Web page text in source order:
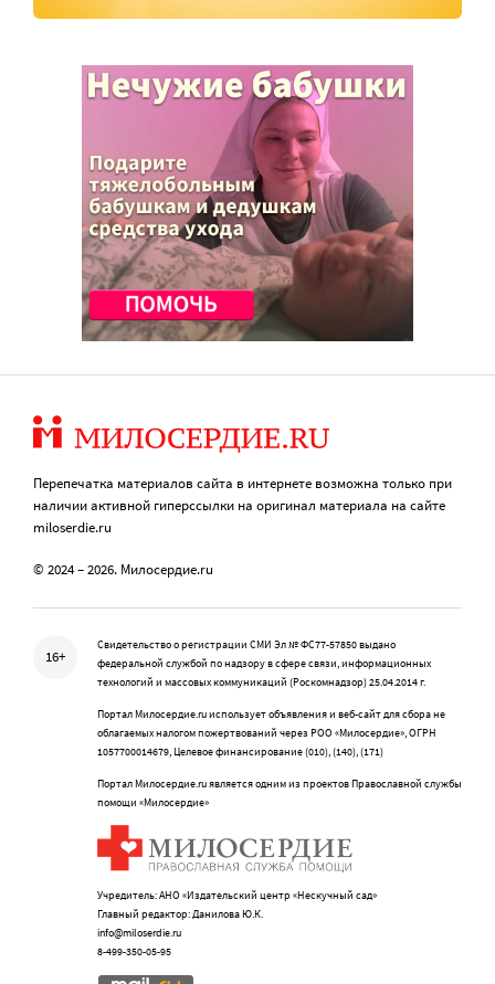
Перепечатка материалов сайта в интернете возможна только при
наличии активной гиперссылки на оригинал материала на сайте
miloserdie.ru
© 2024 – 2026. Милосердие.ru
16+
Свидетельство о регистрации СМИ Эл № ФС77-57850 выдано
федеральной службой по надзору в сфере связи, информационных
технологий и массовых коммуникаций (Роскомнадзор) 25.04.2014 г.
Портал Милосердие.ru использует объявления и веб-сайт для сбора не
облагаемых налогом пожертвований через РОО «Милосердие», ОГРН
1057700014679, Целевое финансирование (010), (140), (171)
Портал Милосердие.ru является одним из проектов Православной службы
помощи «Милосердие»
Учредитель: АНО «Издательский центр «Нескучный сад»
Главный редактор: Данилова Ю.К.
info@miloserdie.ru
8-499-350-05-95